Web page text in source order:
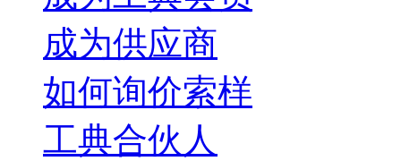
成为供应商
如何询价索样
工典合伙人